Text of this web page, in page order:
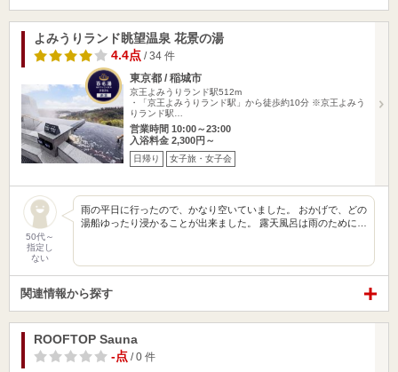
よみうりランド眺望温泉 花景の湯
4.4点 / 34 件
東京都 / 稲城市
京王よみうりランド駅512m
・「京王よみうりランド駅」から徒歩約10分 ※京王よみう
りランド駅…
営業時間 10:00～23:00
入浴料金 2,300円～
日帰り 女子旅・女子会
50代～
指定し
ない
雨の平日に行ったので、かなり空いていました。 おかげで、どの
湯船ゆったり浸かることが出来ました。 露天風呂は雨のために…
関連情報から探す
ROOFTOP Sauna
-点 / 0 件